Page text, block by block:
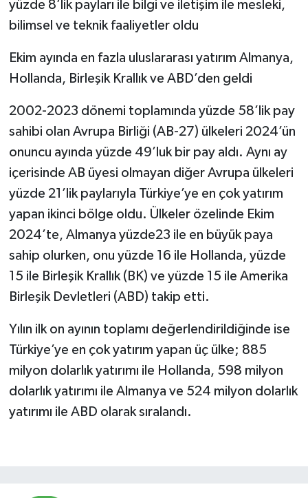
yüzde 8’lik payları ile bilgi ve iletişim ile mesleki,
bilimsel ve teknik faaliyetler oldu
Ekim ayında en fazla uluslararası yatırım Almanya,
Hollanda, Birleşik Krallık ve ABD’den geldi
2002-2023 dönemi toplamında yüzde 58’lik pay
sahibi olan Avrupa Birliği (AB-27) ülkeleri 2024’ün
onuncu ayında yüzde 49’luk bir pay aldı. Aynı ay
içerisinde AB üyesi olmayan diğer Avrupa ülkeleri
yüzde 21’lik paylarıyla Türkiye’ye en çok yatırım
yapan ikinci bölge oldu. Ülkeler özelinde Ekim
2024’te, Almanya yüzde23 ile en büyük paya
sahip olurken, onu yüzde 16 ile Hollanda, yüzde
15 ile Birleşik Krallık (BK) ve yüzde 15 ile Amerika
Birleşik Devletleri (ABD) takip etti.
Yılın ilk on ayının toplamı değerlendirildiğinde ise
Türkiye’ye en çok yatırım yapan üç ülke; 885
milyon dolarlık yatırımı ile Hollanda, 598 milyon
dolarlık yatırımı ile Almanya ve 524 milyon dolarlık
yatırımı ile ABD olarak sıralandı.